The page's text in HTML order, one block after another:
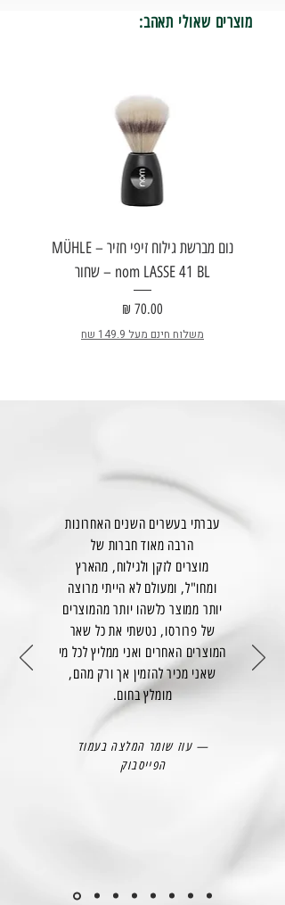
מוצרים שאולי תאהב:
נום מברשת גילוח זיפי חזיר – MÜHLE
nom LASSE 41 BL – שחור
מחיר
משלוח חינם מעל 149.9 שח
עברתי בעשרים השנים האחרונות
הרבה מאוד חברות של
מוצרים לזקן ולגילוח, מהארץ
ומחו"ל, ומעולם לא הייתי מרוצה
יותר ממוצר כלשהו יותר מהמוצרים
של פרורסו, נטשתי את כל שאר
המוצרים האחרים ואני ממליץ לכל מי
שאני מכיר להזמין אך ורק מהם,
מומלץ בחום.
— עוז שומר המלצה בעמוד
הפייסבוק